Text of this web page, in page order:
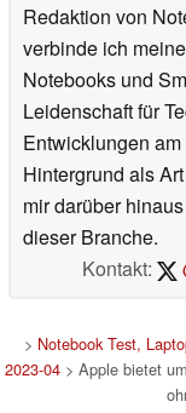
Redaktion von
verbinde ich
Notebooks und
Leidenschaft für
Entwicklungen
Hintergrund als
mir darüber
dieser Branche.
Kontakt:
> Notebook Test,
2023-04 > Apple bietet